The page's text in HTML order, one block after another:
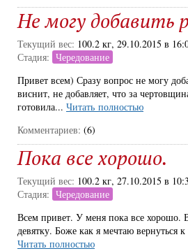
Не могу добавить
Текущий вес: 100.2 кг, 29.10.2015 в
Стадия: Чередование
Привет всем) Сразу вопрос не могу
виснит, не добавляет, что за
готовила... Читать полностью
Комментариев: (6)
Пока все хорошо.
Текущий вес: 100.2 кг, 27.10.2015 в
Стадия: Чередование
Всем привет. У меня пока все хорошо.
девятку. Боже как я мечтаю
Читать полностью